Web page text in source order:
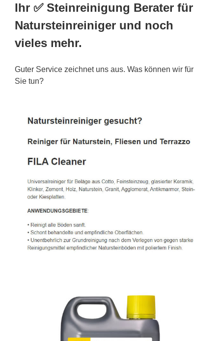
Ihr ✅ Steinreinigung Berater für
Natursteinreiniger und noch
vieles mehr.
Guter Service zeichnet uns aus. Was können wir für
Sie tun?